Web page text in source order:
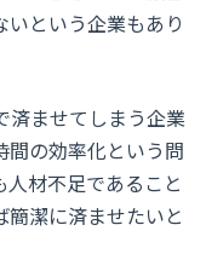
という企業もあり
済ませてしまう企業
間の効率化という問
材不足であること
潔に済ませたいと